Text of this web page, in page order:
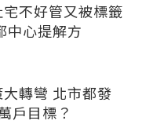
不好管又被標籤
中心提解方
轉彎 北市都發
戶目標？